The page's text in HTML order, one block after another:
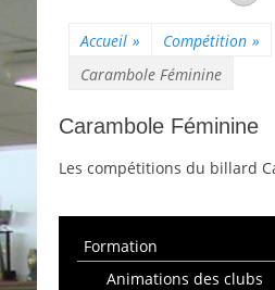
Accueil » Compétition »
Carambole Féminine
Carambole Féminine
Les compétitions du billard
Formation
Animations des clubs